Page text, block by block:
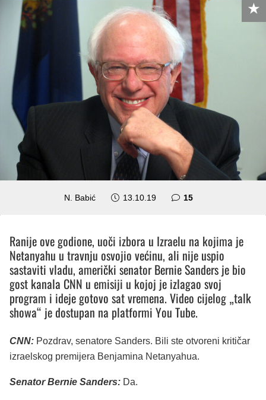
N. Babić 13.10.19 15komentara
Ranije ove godione, uoči izbora u Izraelu na kojima je
Netanyahu u travnju osvojio većinu, ali nije uspio
sastaviti vladu, američki senator Bernie Sanders je bio
gost kanala CNN u emisiji u kojoj je izlagao svoj
program i ideje gotovo sat vremena. Video cijelog „talk
showa“ je dostupan na platformi You Tube.
CNN: Pozdrav, senatore Sanders. Bili ste otvoreni kritičar
izraelskog premijera Benjamina Netanyahua.
Senator Bernie Sanders: Da.